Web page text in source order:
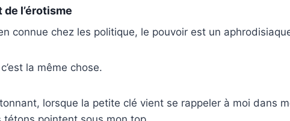
de l’érotisme
connue chez les politique, le pouvoir est un
la même chose.
lorsque la petite clé vient se rappeler à moi dans